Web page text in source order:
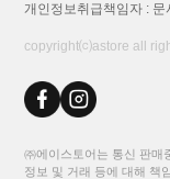
개인정보취급책임자 : 문
copyright⒞astore all
㈜에이스토어는 통신 판매
정보 및 거래 등에 대해 책